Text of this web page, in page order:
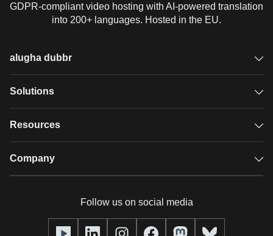
GDPR-compliant video hosting with AI-powered translation
into 200+ languages. Hosted in the EU.
alugha dubbr
Overview
Glossary
Solutions
GDPR video hosting
Resources
Case studies
Company
Our team
Follow us on social media